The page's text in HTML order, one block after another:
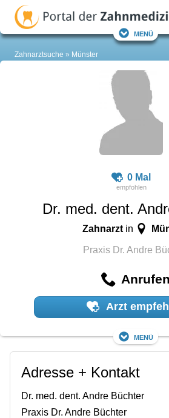
Menü
Zahnarztsuche Münster
0 Mal
Dr. med. dent.
Zahnarzt in
Praxis Dr. Andre
Anrufen
Arzt
Menü
Adresse + Kontakt
Dr. med. dent. Andre Büchter
Praxis Dr. Andre Büchter